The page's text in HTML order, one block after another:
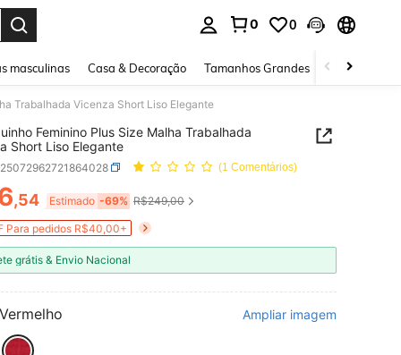
0 0
masculinas Casa & Decoração Tamanhos Grandes Joias e
Trabalhada Vicenza Short Liso Elegante
Feminino Plus Size Malha Trabalhada
Short Liso Elegante
(1 Comentários)
AND AVAILABILITY
,54 Estimado -69% R$249,00
Para pedidos R$40,00+
grátis & Envio Nacional
Vermelho Ampliar imagem